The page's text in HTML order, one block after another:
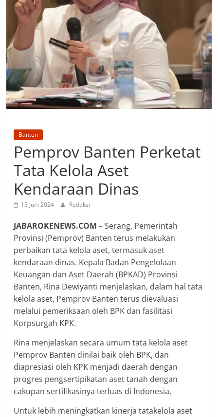
Banten
Pemprov Banten Perketat
Tata Kelola Aset
Kendaraan Dinas
13 Juni 2024 Redaksi
JABAROKENEWS.COM –Serang, Pemerintah
Provinsi (Pemprov) Banten terus melakukan
perbaikan tata kelola aset, termasuk aset
kendaraan dinas. Kepala Badan Pengelolaan
Keuangan dan Aset Daerah (BPKAD) Provinsi
Banten, Rina Dewiyanti menjelaskan, dalam hal tata
kelola aset, Pemprov Banten terus dievaluasi
melalui pemeriksaan oleh BPK dan fasilitasi
Korpsurgah KPK.
Rina menjelaskan secara umum tata kelola aset
Pemprov Banten dinilai baik oleh BPK, dan
diapresiasi oleh KPK menjadi daerah dengan
progres pengsertipikatan aset tanah dengan
cakupan sertifikasinya terluas di Indonesia.
Untuk lebih meningkatkan kinerja tatakelola aset